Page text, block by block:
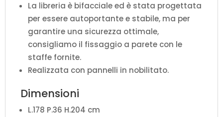
La libreria è bifacciale ed è stata progettata
per essere autoportante e stabile, ma per
garantire una sicurezza ottimale,
consigliamo il fissaggio a parete con le
staffe fornite.
Realizzata con pannelli in nobilitato.
Dimensioni
L.178 P.36 H.204 cm